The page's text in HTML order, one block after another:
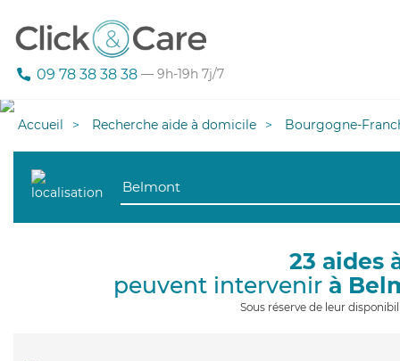
09 78 38 38 38 — 9h-19h 7j/7
Accueil Recherche aide à domicile Bourgogne-
23 aides
peuvent intervenir à
Sous réserve de leur